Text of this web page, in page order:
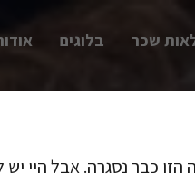
שכר בלוגים
כבר נסגרה. אבל היי יש